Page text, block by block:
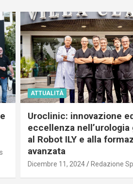
ATTUALITÀ
Uroclinic: innovazione
eccellenza nell’urologia
al Robot ILY e alla
avanzata
Dicembre 11, 2024 Redazione